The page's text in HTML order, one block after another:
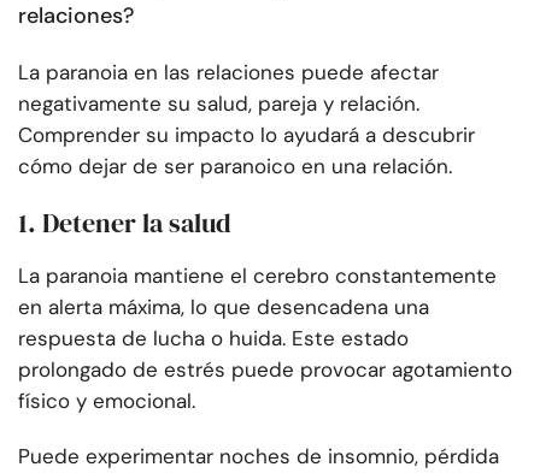
relaciones?
La paranoia en las relaciones puede afectar
negativamente su salud, pareja y relación.
Comprender su impacto lo ayudará a descubrir
cómo dejar de ser paranoico en una relación.
1. Detener la salud
La paranoia mantiene el cerebro constantemente
en alerta máxima, lo que desencadena una
respuesta de lucha o huida. Este estado
prolongado de estrés puede provocar agotamiento
físico y emocional.
Puede experimentar noches de insomnio, pérdida